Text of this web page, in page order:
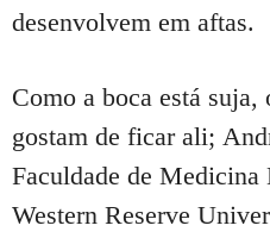
desenvolvem em aftas.
Como a boca está suja,
gostam de ficar ali;
Faculdade de Medicina
Western Reserve